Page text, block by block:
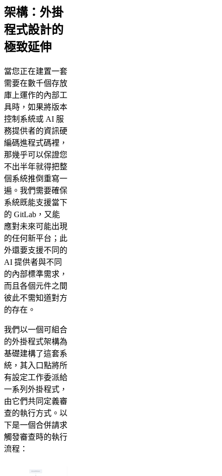
架構：外掛
程式設計的
極致延伸
當您正在建置一套
需要在數千個存放
庫上運作的內部工
具時，如果將版本
控制系統或 AI 服
務提供者的資訊硬
編碼進程式碼裡，
那幾乎可以保證您
不出半年就得把整
個系統推倒重寫一
遍。我們需要確保
系統既能支援當下
的 GitLab，又能
應對未來可能出現
的任何新平台；此
外還要支援不同的
AI 提供者與不同
的內部標準需求，
而且各個元件之間
彼此不需知道對方
的存在。
我們以一個可組合
的外掛程式架構為
基礎建構了這套系
統，其入口點將所
有設定工作委派給
一系列外掛程式，
由它們共同定義審
查的執行方式。以
下是一個合併請求
觸發審查時的執行
流程：